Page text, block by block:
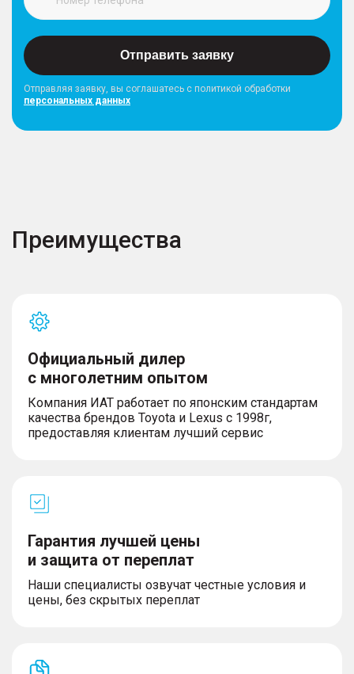
Отправить заявку
Отправляя заявку, вы соглашатесь с политикой обработки
персональных данных
Преимущества
Официальный дилер
с многолетним опытом
Компания ИАТ работает по японским стандартам
качества брендов Toyota и Lexus с 1998г,
предоставляя клиентам лучший сервис
Гарантия лучшей цены
и защита от переплат
Наши специалисты озвучат честные условия и
цены, без скрытых переплат